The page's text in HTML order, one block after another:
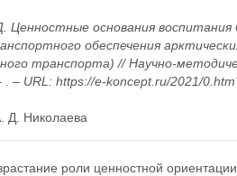
Ценностные основания воспитания
обеспечения
транспорта) // Научно-
– URL: https://e-koncept.ru/2021/
Д. Николаева
роли ценностной